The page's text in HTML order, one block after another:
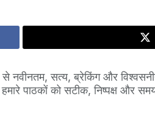
से नवीनतम, सत्य, ब्रेकिंग और
हमारे पाठकों को सटीक, निष्पक्ष और